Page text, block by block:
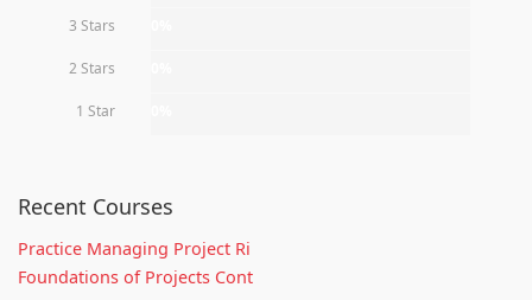
3 Stars
2 Stars
1 Star
Recent Courses
Practice Managing Project Ri
Foundations of Projects Cont